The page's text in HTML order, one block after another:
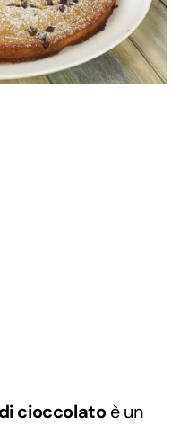
cioccolatoè un